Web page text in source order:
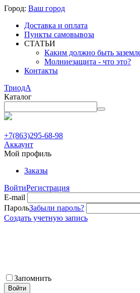
Город: Ваш город
Доставка и оплата
Пункты самовывоза
СТАТЬИ
Каким должно быть
Молниезащита - что это?
Контакты
ТриодА
Каталог
+7(863)295-68-98
Аккаунт
Мой профиль
Заказы
ВойтиРегистрация
E-mail
ПарольЗабыли пароль?
Создать учетную запись
Запомнить
Войти